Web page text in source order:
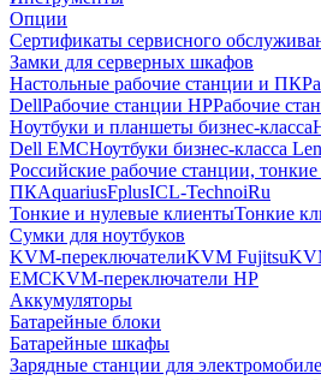
Опции
Сертификаты сервисного
Замки для серверных шкафов
Настольные рабочие станции и ПК
DellРабочие станции HPРабочие
Ноутбуки и планшеты бизнес-класса
Dell EMCНоутбуки бизнес-класса
Российские рабочие станции,
ПКAquariusFplusICL-TechnoiRu
Тонкие и нулевые клиентыТонкие
Сумки для ноутбуков
KVM-переключателиKVM Fujitsu
EMCKVM-переключатели HP
Аккумуляторы
Батарейные блоки
Батарейные шкафы
Зарядные станции для